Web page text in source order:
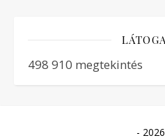
498 910 megtekintés
-